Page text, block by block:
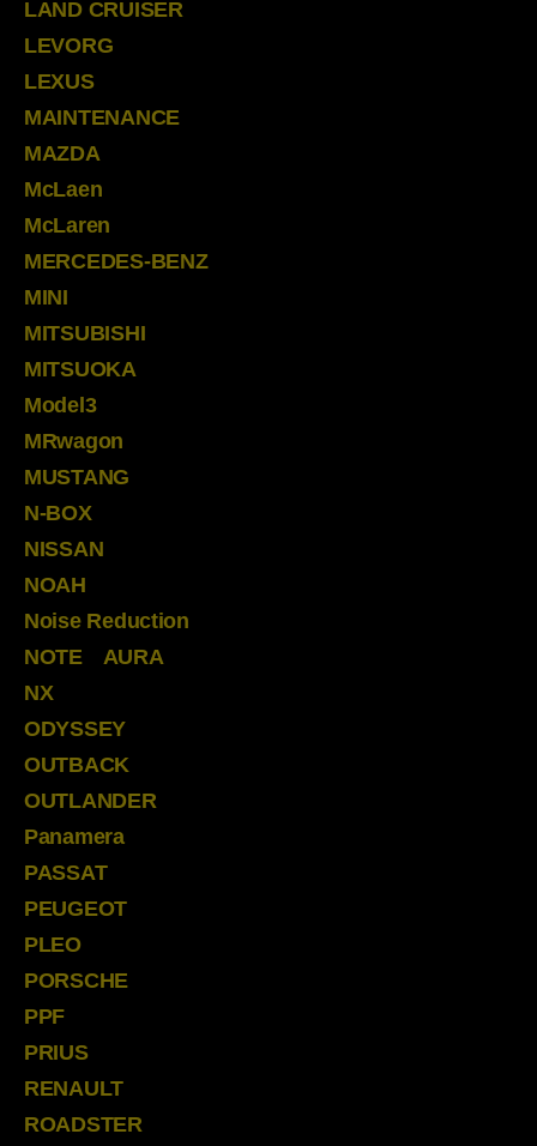
LAND CRUISER
LEVORG
LEXUS
MAINTENANCE
MAZDA
McLaen
McLaren
MERCEDES-BENZ
MINI
MITSUBISHI
MITSUOKA
Model3
MRwagon
MUSTANG
N-BOX
NISSAN
NOAH
Noise Reduction
NOTE AURA
NX
ODYSSEY
OUTBACK
OUTLANDER
Panamera
PASSAT
PEUGEOT
PLEO
PORSCHE
PPF
PRIUS
RENAULT
ROADSTER